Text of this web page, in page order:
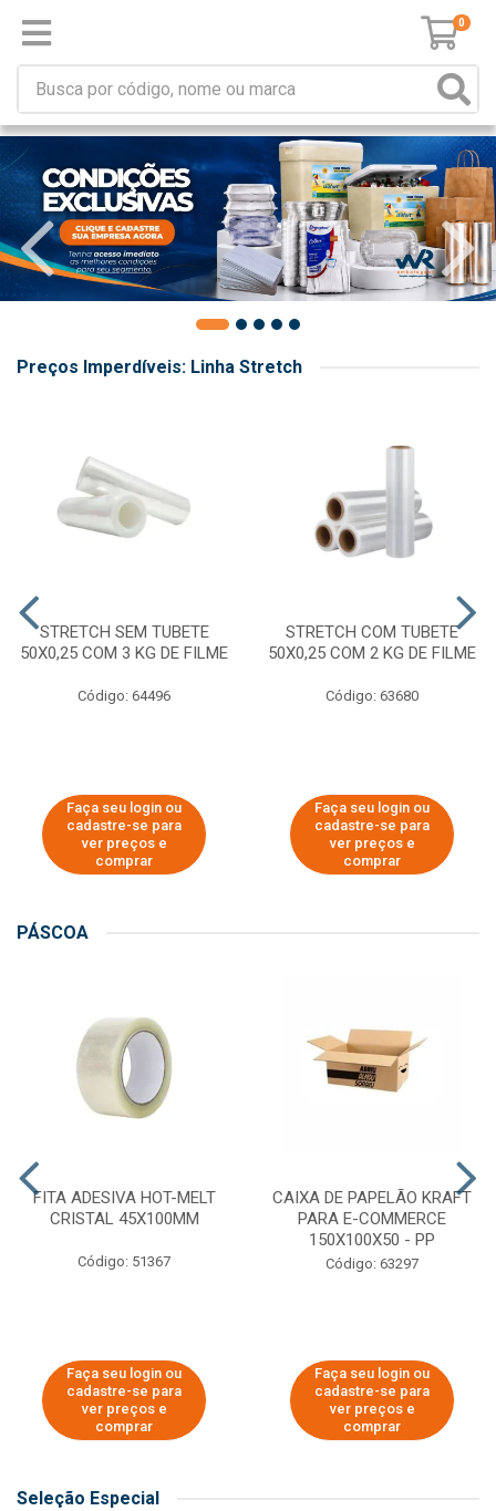
0
Preços Imperdíveis: Linha Stretch
STRETCH SEM TUBETE
50X0,25 COM 3 KG DE FILME
Código: 64496
Faça seu login ou
cadastre-se para
ver preços e
comprar
STRETCH COM TUBETE
50X0,25 COM 2 KG DE FILME
Código: 63680
Faça seu login ou
cadastre-se para
ver preços e
comprar
PÁSCOA
FITA ADESIVA HOT-MELT
CRISTAL 45X100MM
Código: 51367
Faça seu login ou
cadastre-se para
ver preços e
comprar
CAIXA DE PAPELÃO KRAFT
PARA E-COMMERCE
150X100X50 - PP
Código: 63297
Faça seu login ou
cadastre-se para
ver preços e
comprar
Seleção Especial